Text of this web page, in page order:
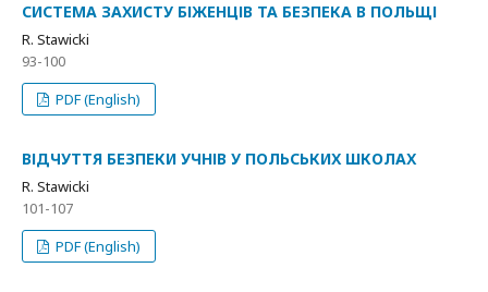
СИСТЕМА ЗАХИСТУ БІЖЕНЦІВ ТА БЕЗПЕКА В ПОЛЬЩІ
R. Stawicki
93-100
PDF (English)
ВІДЧУТТЯ БЕЗПЕКИ УЧНІВ У ПОЛЬСЬКИХ ШКОЛАХ
R. Stawicki
101-107
PDF (English)